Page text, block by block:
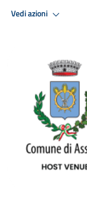
Vedi azioni